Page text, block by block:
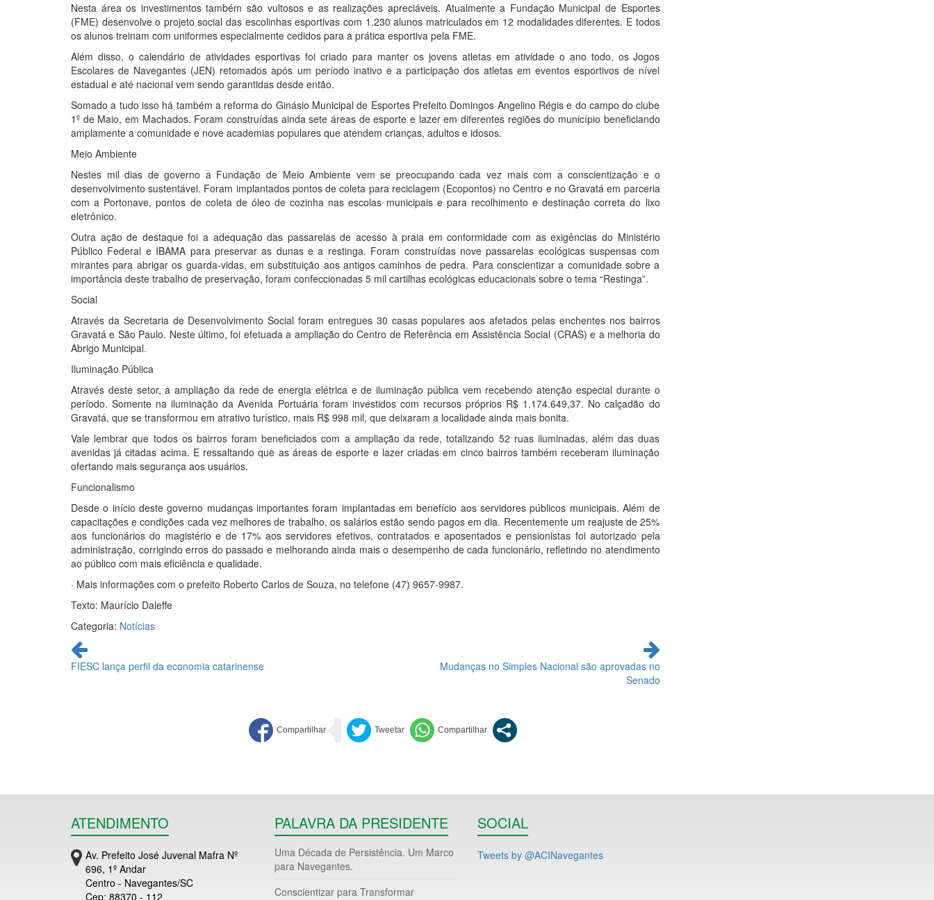
Nesta área os investimentos também são vultosos e as realizações apreciáveis. Atualmente a Fundação Municipal de Esportes
(FME) desenvolve o projeto social das escolinhas esportivas com 1.230 alunos matriculados em 12 modalidades diferentes. E todos
os alunos treinam com uniformes especialmente cedidos para a prática esportiva pela FME.
Além disso, o calendário de atividades esportivas foi criado para manter os jovens atletas em atividade o ano todo, os Jogos
Escolares de Navegantes (JEN) retomados após um período inativo e a participação dos atletas em eventos esportivos de nível
estadual e até nacional vem sendo garantidas desde então.
Somado a tudo isso há também a reforma do Ginásio Municipal de Esportes Prefeito Domingos Angelino Régis e do campo do clube
1º de Maio, em Machados. Foram construídas ainda sete áreas de esporte e lazer em diferentes regiões do município beneficiando
amplamente a comunidade e nove academias populares que atendem crianças, adultos e idosos.
Meio Ambiente
Nestes mil dias de governo a Fundação de Meio Ambiente vem se preocupando cada vez mais com a conscientização e o
desenvolvimento sustentável. Foram implantados pontos de coleta para reciclagem (Ecopontos) no Centro e no Gravatá em parceria
com a Portonave, pontos de coleta de óleo de cozinha nas escolas municipais e para recolhimento e destinação correta do lixo
eletrônico.
Outra ação de destaque foi a adequação das passarelas de acesso à praia em conformidade com as exigências do Ministério
Público Federal e IBAMA para preservar as dunas e a restinga. Foram construídas nove passarelas ecológicas suspensas com
mirantes para abrigar os guarda-vidas, em substituição aos antigos caminhos de pedra. Para conscientizar a comunidade sobre a
importância deste trabalho de preservação, foram confeccionadas 5 mil cartilhas ecológicas educacionais sobre o tema “Restinga”.
Social
Através da Secretaria de Desenvolvimento Social foram entregues 30 casas populares aos afetados pelas enchentes nos bairros
Gravatá e São Paulo. Neste último, foi efetuada a ampliação do Centro de Referência em Assistência Social (CRAS) e a melhoria do
Abrigo Municipal.
Iluminação Pública
Através deste setor, a ampliação da rede de energia elétrica e de iluminação pública vem recebendo atenção especial durante o
período. Somente na iluminação da Avenida Portuária foram investidos com recursos próprios R$ 1.174.649,37. No calçadão do
Gravatá, que se transformou em atrativo turístico, mais R$ 998 mil, que deixaram a localidade ainda mais bonita.
Vale lembrar que todos os bairros foram beneficiados com a ampliação da rede, totalizando 52 ruas iluminadas, além das duas
avenidas já citadas acima. E ressaltando que as áreas de esporte e lazer criadas em cinco bairros também receberam iluminação
ofertando mais segurança aos usuários.
Funcionalismo
Desde o início deste governo mudanças importantes foram implantadas em benefício aos servidores públicos municipais. Além de
capacitações e condições cada vez melhores de trabalho, os salários estão sendo pagos em dia. Recentemente um reajuste de 25%
aos funcionários do magistério e de 17% aos servidores efetivos, contratados e aposentados e pensionistas foi autorizado pela
administração, corrigindo erros do passado e melhorando ainda mais o desempenho de cada funcionário, refletindo no atendimento
ao público com mais eficiência e qualidade.
· Mais informações com o prefeito Roberto Carlos de Souza, no telefone (47) 9657-9987.
Texto: Maurício Daleffe
Categoria: Notícias
Continue
lendo
FIESC lança perfil da economia catarinense
Mudanças no Simples Nacional são aprovadas no
Senado
ATENDIMENTO
Av. Prefeito José Juvenal Mafra Nº
696, 1º Andar
Centro - Navegantes/SC
Cep: 88370 - 112
PALAVRA DA PRESIDENTE
Uma Década de Persistência. Um Marco
para Navegantes.
Conscientizar para Transformar
SOCIAL
Tweets by @ACINavegantes